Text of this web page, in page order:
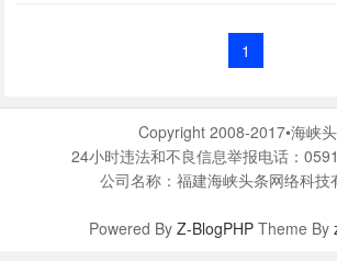
1
Copyright 2008-2017•海峡
24小时违法和不良信息举报电话：
公司名称：福建海峡头条网络科技
Powered ByZ-BlogPHP Theme By